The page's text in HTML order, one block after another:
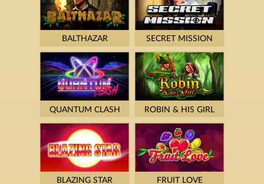
BALTHAZAR SECRET MISSION
QUANTUM CLASH ROBIN & HIS GIRL
BLAZING STAR FRUIT LOVE